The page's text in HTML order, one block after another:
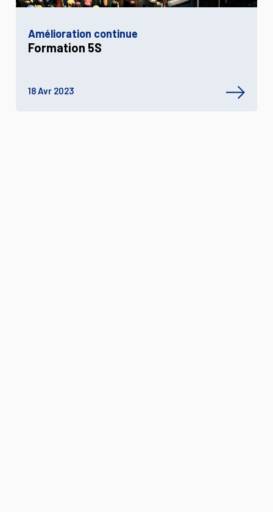
Amélioration continue
Formation 5S
18 Avr 2023